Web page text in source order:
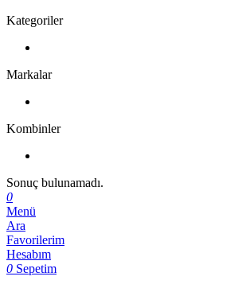
Kategoriler
Markalar
Kombinler
Sonuç bulunamadı.
0
Menü
Ara
Favorilerim
Hesabım
0 Sepetim